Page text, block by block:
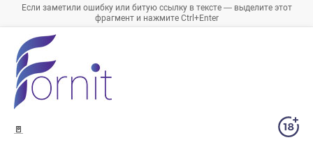
Если заметили ошибку или битую ссылку в тексте — выделите этот
фрагмент и нажмите Ctrl+Enter
🚪